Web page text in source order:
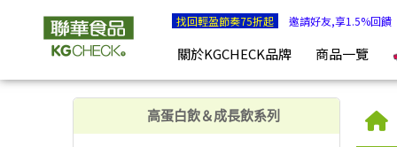
成長飲體驗區 | KGCHECK聯華食品生醫研究室
找回輕盈節奏75折起 邀請好友,享1.5%回饋
關於KGCHECK品牌 商品一覽
高蛋白飲＆成長飲系列